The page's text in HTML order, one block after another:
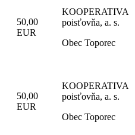
50,00
EUR
KOOPERATIVA
poisťovňa, a. s.
Obec Toporec
50,00
EUR
KOOPERATIVA
poisťovňa, a. s.
Obec Toporec